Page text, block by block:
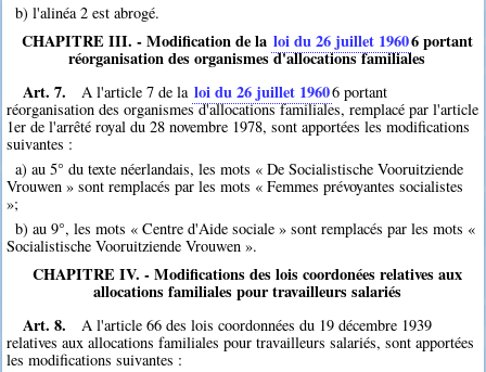
b) l'alinéa 2 est abrogé.
CHAPITRE III. - Modification de la loi du 26 juillet 19606portant
réorganisation des organismes d'allocations familiales
Art. 7.
A l'article 7 de la loi du 26 juillet 19606 portant
réorganisation des organismes d'allocations familiales, remplacé par l'article
1er de l'arrêté royal du 28 novembre 1978, sont apportées les modifications
suivantes :
a) au 5° du texte néerlandais, les mots « De Socialistische Vooruitziende
Vrouwen » sont remplacés par les mots « Femmes prévoyantes socialistes
»;
b) au 9°, les mots « Centre d'Aide sociale » sont remplacés par les mots «
Socialistische Vooruitziende Vrouwen ».
CHAPITRE IV. - Modifications des lois coordonées relatives aux
allocations familiales pour travailleurs salariés
Art. 8.
A l'article 66 des lois coordonnées du 19 décembre 1939
relatives aux allocations familiales pour travailleurs salariés, sont apportées
les modifications suivantes :